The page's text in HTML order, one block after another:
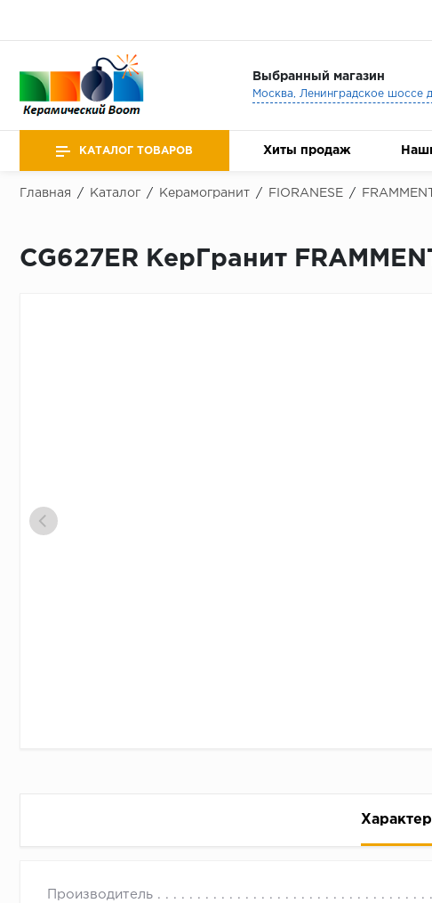
Выбранный магазин
КАТАЛОГ ТОВАРОВ Хиты продаж
Главная / Каталог / Керамогранит / FIORANESE /
CG627ER КерГранит
Производитель